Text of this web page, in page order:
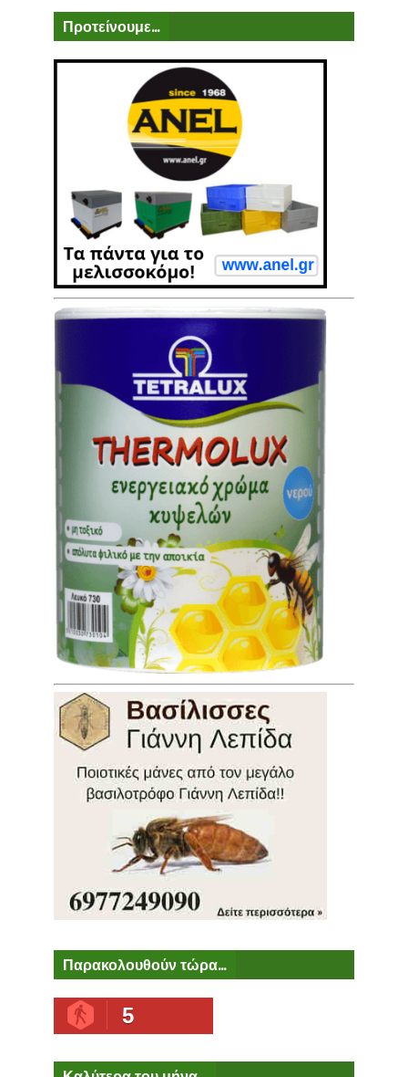
Προτείνουμε...
Παρακολουθούν τώρα...
5